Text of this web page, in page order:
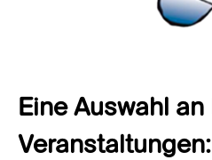
Eine Auswahl
Veranstaltungen: